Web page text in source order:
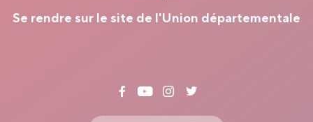
Se rendre sur le site de l'Union départementale